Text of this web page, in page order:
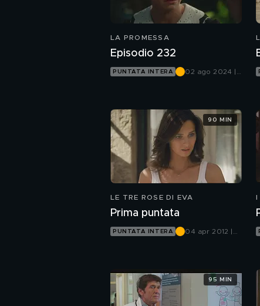
LA PROMESSA
Episodio 232
PUNTATA INTERA
02 ago 2024 |
LE TRE ROSE DI EVA
Prima puntata
PUNTATA INTERA
04 apr 2012 |
90 MIN
95 MIN